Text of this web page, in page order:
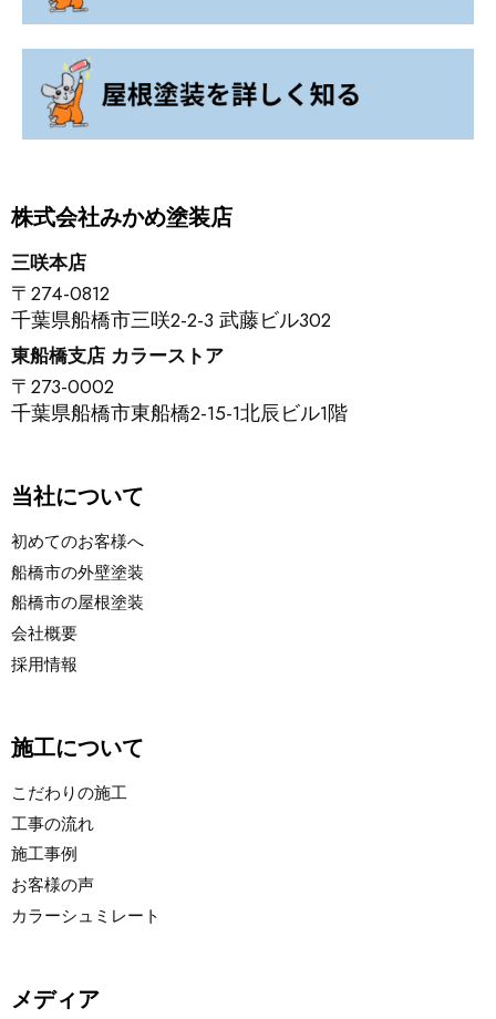
株式会社みかめ塗装店
三咲本店
〒274-0812
千葉県船橋市三咲2-2-3 武藤ビル302
東船橋支店 カラーストア
〒273-0002
千葉県船橋市東船橋2-15-1北辰ビル1階
当社について
初めてのお客様へ
船橋市の外壁塗装
船橋市の屋根塗装
会社概要
採用情報
施工について
こだわりの施工
工事の流れ
施工事例
お客様の声
カラーシュミレート
メディア